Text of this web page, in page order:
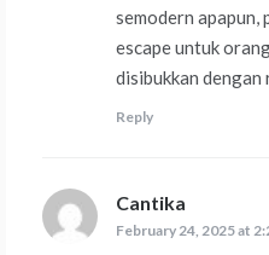
semodern
escape untuk
disibukkan
Reply
Cantika
February 24, 2025 at